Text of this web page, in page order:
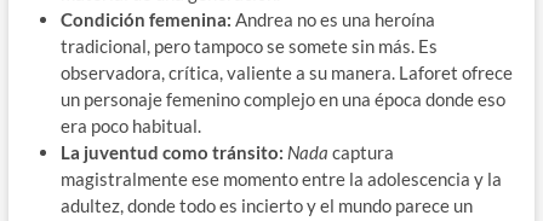
Condición femenina: Andrea no es una heroína
tradicional, pero tampoco se somete sin más. Es
observadora, crítica, valiente a su manera. Laforet ofrece
un personaje femenino complejo en una época donde eso
era poco habitual.
La juventud como tránsito: Nada captura
magistralmente ese momento entre la adolescencia y la
adultez, donde todo es incierto y el mundo parece un